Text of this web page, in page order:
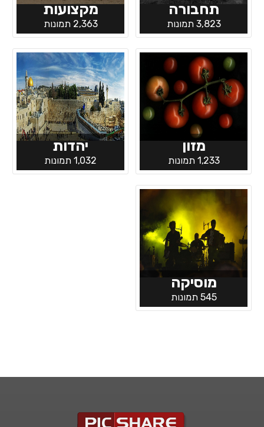
תחבורה
3,823 תמונות
מקצועות
2,363 תמונות
מזון
1,233 תמונות
יהדות
1,032 תמונות
מוסיקה
545 תמונות